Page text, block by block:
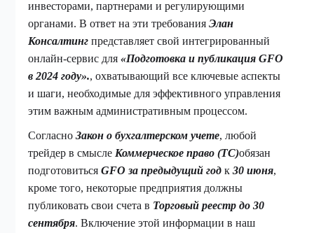
инвесторами, партнерами и регулирующими
органами. В ответ на эти требованияЭлан
Консалтинг представляет свой интегрированный
онлайн-сервис для«Подготовка и публикация GFO
в 2024 году»., охватывающий все ключевые аспекты
и шаги, необходимые для эффективного управления
этим важным административным процессом.
СогласноЗакон о бухгалтерском учете, любой
трейдер в смысле Коммерческое право (TC)обязан
подготовитьсяGFO за предыдущий годк30 июня,
кроме того, некоторые предприятия должны
публиковать свои счета в Торговый реестр до 30
сентября. Включение этой информации в наш